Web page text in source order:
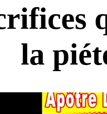
la